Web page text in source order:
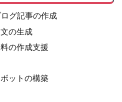
グ記事の作成
の生成
の作成支援
ットの構築